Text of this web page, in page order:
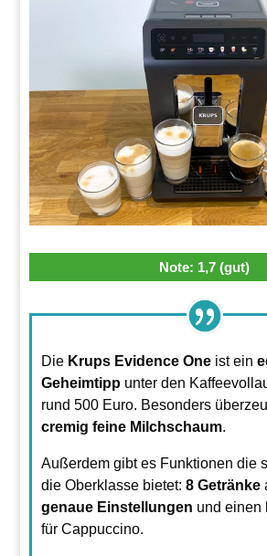
Note: 1,7 (gut)
Die Krups Evidence One ist ein
Geheimtipp unter den
rund 500 Euro. Besonders
cremig feine Milchschaum.
Außerdem gibt es Funktionen die
die Oberklasse bietet:8 Getränke
genaue Einstellungen und einen
für Cappuccino.